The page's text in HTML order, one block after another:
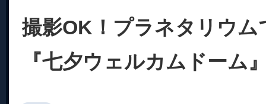
撮影OK！プラネタリウム
『七夕ウェルカムドーム